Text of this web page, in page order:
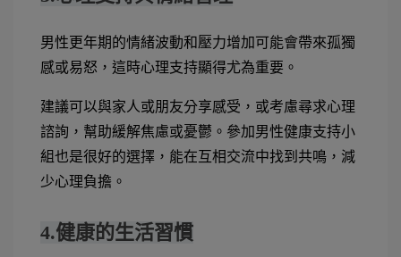
男性更年期的情緒波動和壓力增加可能會帶來孤獨
感或易怒，這時心理支持顯得尤為重要。
建議可以與家人或朋友分享感受，或考慮尋求心理
諮詢，幫助緩解焦慮或憂鬱。參加男性健康支持小
組也是很好的選擇，能在互相交流中找到共鳴，減
少心理負擔。
4.健康的生活習慣